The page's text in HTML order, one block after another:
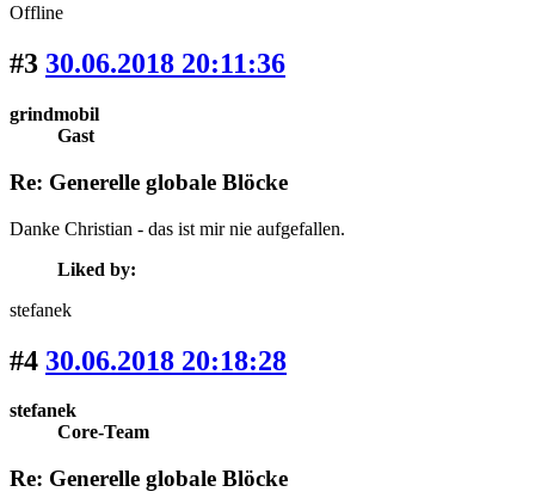
Offline
#3 30.06.2018 20:11:36
grindmobil
Gast
Re: Generelle globale Blöcke
Danke Christian - das ist mir nie aufgefallen.
Liked by:
stefanek
#4 30.06.2018 20:18:28
stefanek
Core-Team
Re: Generelle globale Blöcke